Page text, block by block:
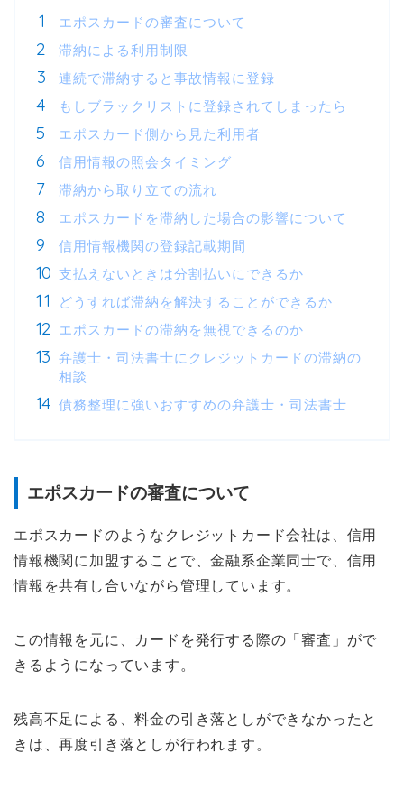
エポスカードの審査について
滞納による利用制限
連続で滞納すると事故情報に登録
もしブラックリストに登録されてしまったら
エポスカード側から見た利用者
信用情報の照会タイミング
滞納から取り立ての流れ
エポスカードを滞納した場合の影響について
信用情報機関の登録記載期間
支払えないときは分割払いにできるか
どうすれば滞納を解決することができるか
エポスカードの滞納を無視できるのか
弁護士・司法書士にクレジットカードの滞納の
相談
債務整理に強いおすすめの弁護士・司法書士
エポスカードの審査について
エポスカードのようなクレジットカード会社は、信用
情報機関に加盟することで、金融系企業同士で、信用
情報を共有し合いながら管理しています。
この情報を元に、カードを発行する際の「審査」がで
きるようになっています。
残高不足による、料金の引き落としができなかったと
きは、再度引き落としが行われます。